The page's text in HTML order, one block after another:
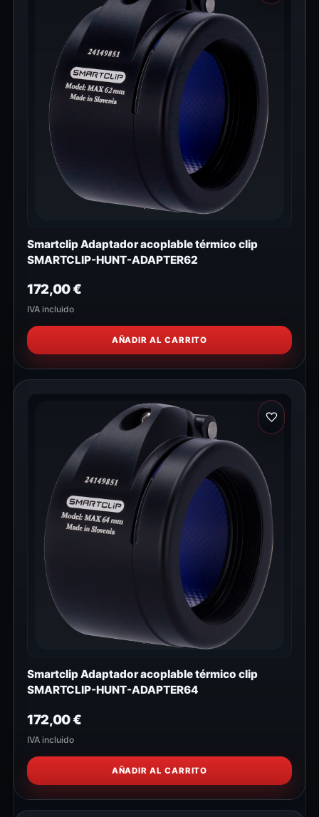
Smartclip Adaptador acoplable térmico clip
SMARTCLIP-HUNT-ADAPTER62
172,00€
IVA incluido
AÑADIR AL CARRITO
Smartclip Adaptador acoplable térmico clip
SMARTCLIP-HUNT-ADAPTER64
172,00€
IVA incluido
AÑADIR AL CARRITO